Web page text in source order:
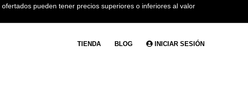
pueden tener precios superiores o inferiores al valor
TIENDA BLOG INICIAR SESIÓN